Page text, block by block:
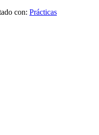
con: Prácticas